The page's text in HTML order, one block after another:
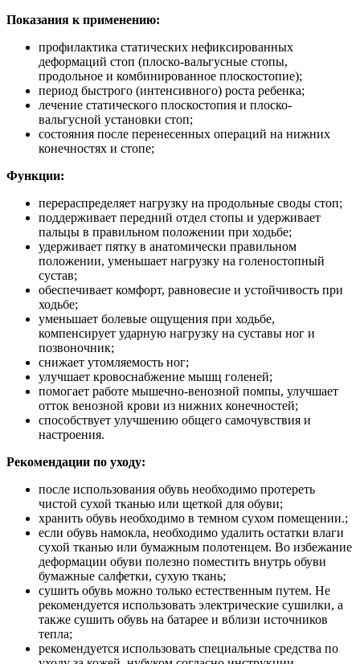
Показания к применению:
профилактика статических нефиксированных
деформаций стоп (плоско-вальгусные стопы,
продольное и комбинированное плоскостопие);
период быстрого (интенсивного) роста ребенка;
лечение статического плоскостопия и плоско-
вальгусной установки стоп;
состояния после перенесенных операций на нижних
конечностях и стопе;
Функции:
перераспределяет нагрузку на продольные своды стоп;
поддерживает передний отдел стопы и удерживает
пальцы в правильном положении при ходьбе;
удерживает пятку в анатомически правильном
положении, уменьшает нагрузку на голеностопный
сустав;
обеспечивает комфорт, равновесие и устойчивость при
ходьбе;
уменьшает болевые ощущения при ходьбе,
компенсирует ударную нагрузку на суставы ног и
позвоночник;
снижает утомляемость ног;
улучшает кровоснабжение мышц голеней;
помогает работе мышечно-венозной помпы, улучшает
отток венозной крови из нижних конечностей;
способствует улучшению общего самочувствия и
настроения.
Рекомендации по уходу:
после использования обувь необходимо протереть
чистой сухой тканью или щеткой для обуви;
хранить обувь необходимо в темном сухом помещении.;
если обувь намокла, необходимо удалить остатки влаги
сухой тканью или бумажным полотенцем. Во избежание
деформации обуви полезно поместить внутрь обуви
бумажные салфетки, сухую ткань;
сушить обувь можно только естественным путем. Не
рекомендуется использовать электрические сушилки, а
также сушить обувь на батарее и вблизи источников
тепла;
рекомендуется использовать специальные средства по